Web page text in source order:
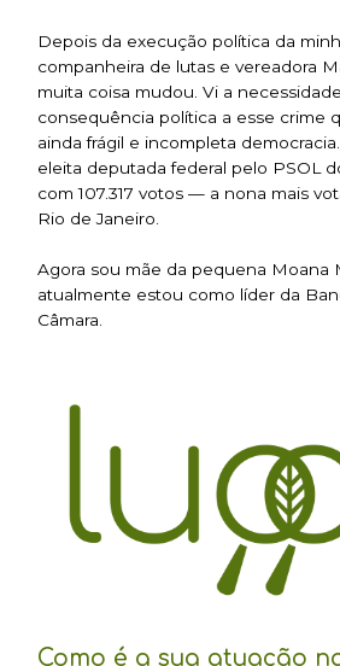
Depois da execução política da
companheira de lutas e vereadora
muita coisa mudou. Vi a
consequência política a esse crime
ainda frágil e incompleta
eleita deputada federal pelo PSOL
com 107.317 votos — a nona mais
Rio de Janeiro.
Agora sou mãe da pequena Moana
atualmente estou como líder da
Câmara.
Como é a sua atuação